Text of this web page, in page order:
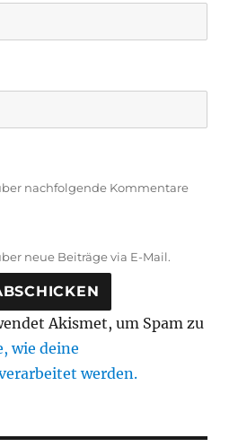
nachfolgende Kommentare
neue Beiträge via E-Mail.
Akismet, um Spam zu
wie deine
werden.